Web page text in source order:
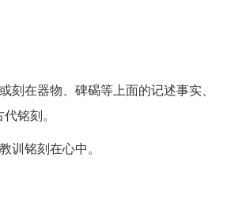
刻在器物、碑碣等上面的记述事实、
铭刻。
训铭刻在心中。